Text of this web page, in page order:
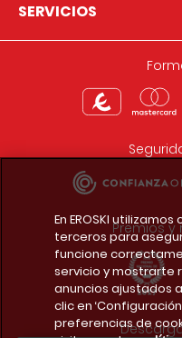
SERVICIOS
Premios
En EROSKI
terceros para
funcione
servicio y mostrarte
anuncios ajustados
clic en
preferencias de